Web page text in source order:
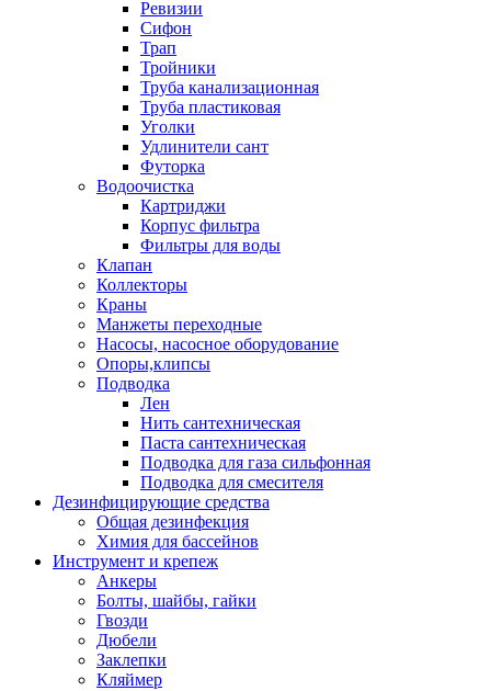
Ревизии
Сифон
Трап
Тройники
Труба канализационная
Труба пластиковая
Уголки
Удлинители сант
Футорка
Водоочистка
Картриджи
Корпус фильтра
Фильтры для воды
Клапан
Коллекторы
Краны
Манжеты переходные
Насосы, насосное оборудование
Опоры,клипсы
Подводка
Лен
Нить сантехническая
Паста сантехническая
Подводка для газа сильфонная
Подводка для смесителя
Дезинфицирующие средства
Общая дезинфекция
Химия для бассейнов
Инструмент и крепеж
Анкеры
Болты, шайбы, гайки
Гвозди
Дюбели
Заклепки
Кляймер